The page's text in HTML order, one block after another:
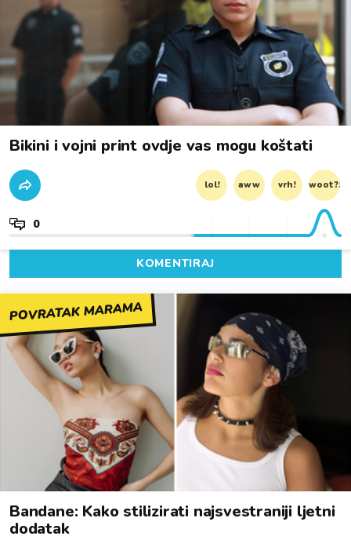
Bikini i vojni print ovdje vas mogu koštati
lol! aww vrh! woot?!
0
KOMENTIRAJ
POVRATAK MARAMA
Bandane: Kako stilizirati najsvestraniji ljetni
dodatak